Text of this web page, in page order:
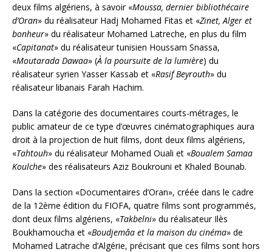
deux films algériens, à savoir «Moussa, dernier bibliothécaire
d’Oran» du réalisateur Hadj Mohamed Fitas et «Zinet, Alger et
bonheur» du réalisateur Mohamed Latreche, en plus du film
«Capitanat» du réalisateur tunisien Houssam Snassa,
«Moutarada Dawaa» (À la poursuite de la lumière) du
réalisateur syrien Yasser Kassab et «Rasif Beyrouth» du
réalisateur libanais Farah Hachim.
Dans la catégorie des documentaires courts-métrages, le
public amateur de ce type d’œuvres cinématographiques aura
droit à la projection de huit films, dont deux films algériens,
«Tahtouh» du réalisateur Mohamed Ouali et «Boualem Samaa
Koulche» des réalisateurs Aziz Boukrouni et Khaled Bounab.
Dans la section «Documentaires d’Oran», créée dans le cadre
de la 12ème édition du FIOFA, quatre films sont programmés,
dont deux films algériens, «Takbelni» du réalisateur Ilès
Boukhamoucha et «Boudjemâa et la maison du cinéma» de
Mohamed Latrache d’Algérie, précisant que ces films sont hors